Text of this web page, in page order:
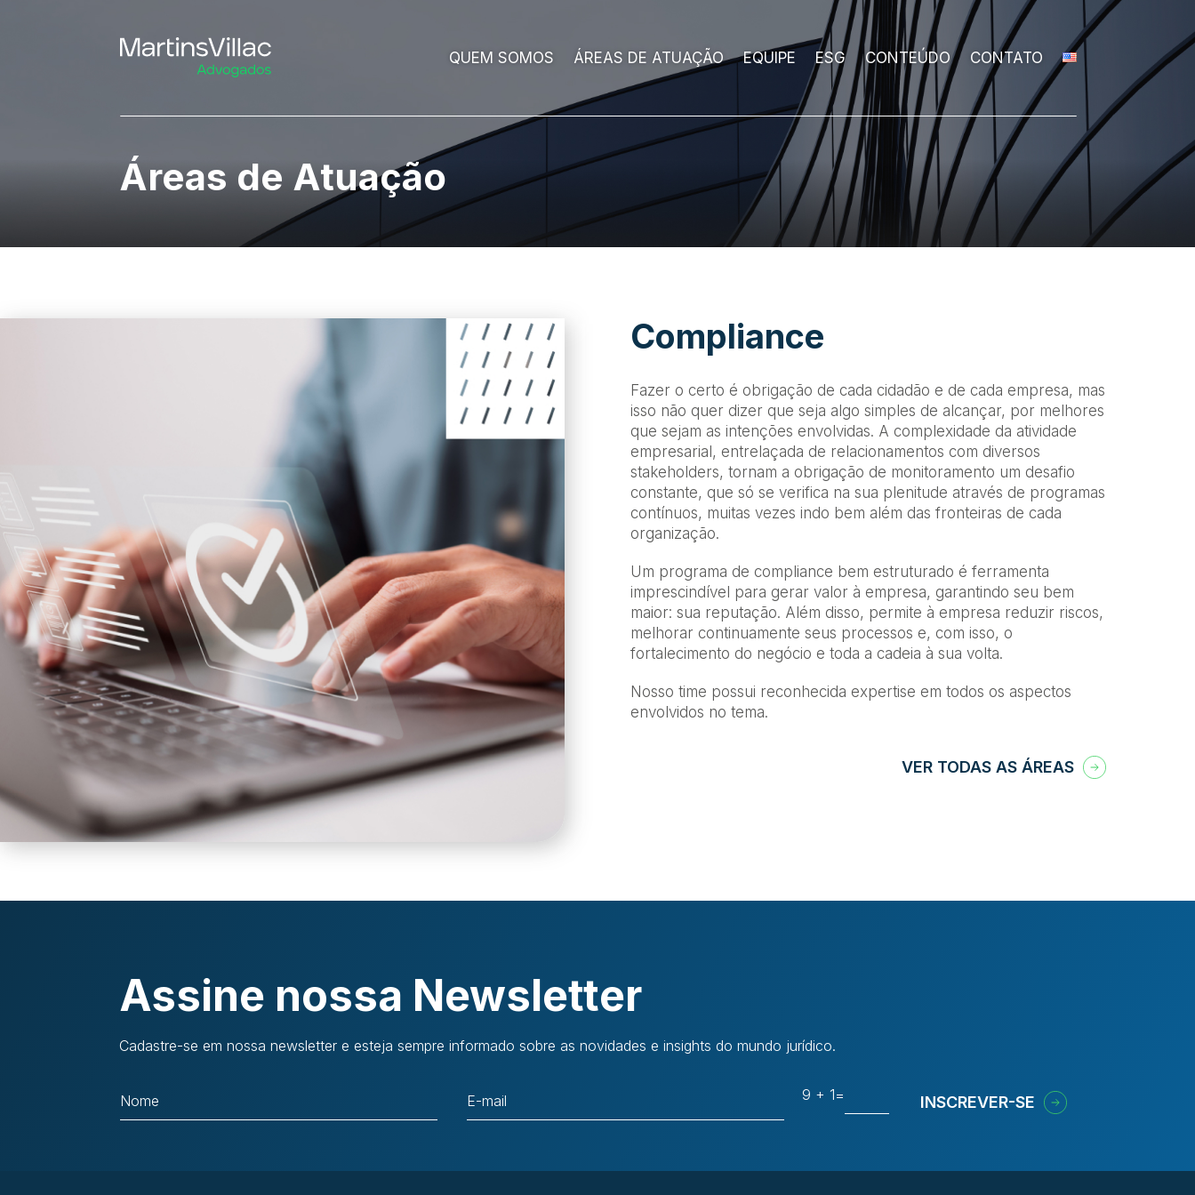
QUEM SOMOS ÁREAS DE ATUAÇÃO EQUIPE ESG CONTEÚDO CONTATO
Áreas de Atuação
Compliance
Fazer o certo é obrigação de cada cidadão e de cada empresa, mas
isso não quer dizer que seja algo simples de alcançar, por melhores
que sejam as intenções envolvidas. A complexidade da atividade
empresarial, entrelaçada de relacionamentos com diversos
stakeholders, tornam a obrigação de monitoramento um desafio
constante, que só se verifica na sua plenitude através de programas
contínuos, muitas vezes indo bem além das fronteiras de cada
organização.
Um programa de compliance bem estruturado é ferramenta
imprescindível para gerar valor à empresa, garantindo seu bem
maior: sua reputação. Além disso, permite à empresa reduzir riscos,
melhorar continuamente seus processos e, com isso, o
fortalecimento do negócio e toda a cadeia à sua volta.
Nosso time possui reconhecida expertise em todos os aspectos
envolvidos no tema.
VER TODAS AS ÁREAS
Assine nossa Newsletter
Cadastre-se em nossa newsletter e esteja sempre informado sobre as novidades e insights do mundo jurídico.
9 + 1= INSCREVER-SE